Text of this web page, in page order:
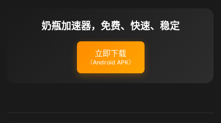
奶瓶加速器，免费、快速、稳定
立即下载
（Android APK）